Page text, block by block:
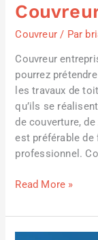
Couvreur / Par
Couvreur
pourrez
les travaux de
qu’ils se
de couverture,
est préférable de
professionnel.
Read More »